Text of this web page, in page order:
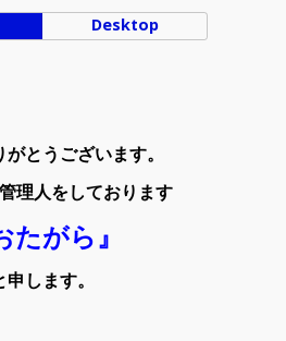
Desktop
とうございます。
理人をしております
たがら』
申します。